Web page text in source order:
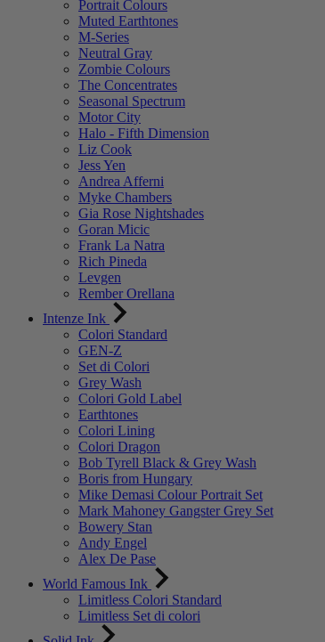
Portrait Colours
Muted Earthtones
M-Series
Neutral Gray
Zombie Colours
The Concentrates
Seasonal Spectrum
Motor City
Halo - Fifth Dimension
Liz Cook
Jess Yen
Andrea Afferni
Myke Chambers
Gia Rose Nightshades
Goran Micic
Frank La Natra
Rich Pineda
Levgen
Rember Orellana
Intenze Ink
Colori Standard
GEN-Z
Set di Colori
Grey Wash
Colori Gold Label
Earthtones
Colori Lining
Colori Dragon
Bob Tyrell Black & Grey Wash
Boris from Hungary
Mike Demasi Colour Portrait Set
Mark Mahoney Gangster Grey Set
Bowery Stan
Andy Engel
Alex De Pase
World Famous Ink
Limitless Colori Standard
Limitless Set di colori